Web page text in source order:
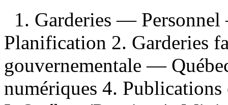
1. Garderies —
Planification 2. Garderies
gouvernementale —
numériques 4.